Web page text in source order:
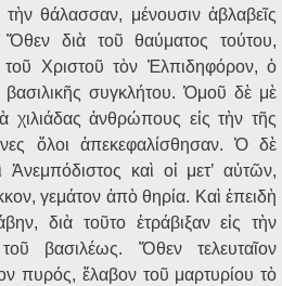
τὴν θάλασσαν, μένουσιν ἀβλαβεῖς
Ὅθεν διὰ τοῦ θαύματος τούτου,
τοῦ Χριστοῦ τὸν Ἐλπιδηφόρον, ὁ
συγκλήτου. Ὁμοῦ δὲ μὲ
χιλιάδας ἀνθρώπους εἰς τὴν τῆς
ὅλοι ἀπεκεφαλίσθησαν. Ὁ δὲ
Ἀνεμπόδιστος καὶ οἱ μετ’ αὐτῶν,
γεμάτον ἀπὸ θηρία. Καὶ ἐπειδὴ
διὰ τοῦτο ἐτράβιξαν εἰς τὴν
βασιλέως. Ὅθεν τελευταῖον
πυρός, ἔλαβον τοῦ μαρτυρίου τὸ